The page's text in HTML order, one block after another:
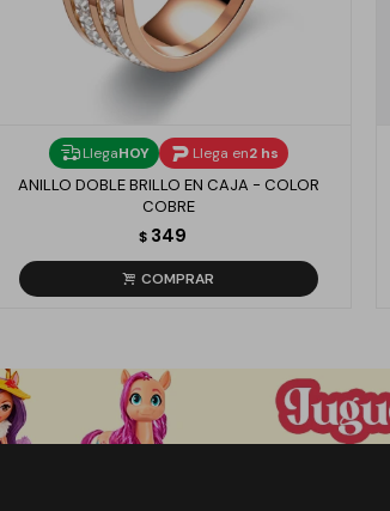
LlegaHOY Llega en2 hs
ANILLO DOBLE BRILLO EN CAJA - COLOR
COBRE
$ 349